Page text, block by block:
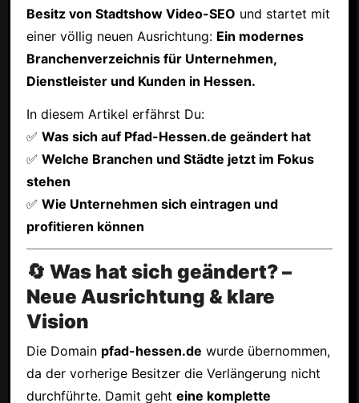
Besitz von Stadtshow Video-SEO und startet mit
einer völlig neuen Ausrichtung: Ein modernes
Branchenverzeichnis für Unternehmen,
Dienstleister und Kunden in Hessen.
In diesem Artikel erfährst Du:
✅ Was sich auf Pfad-Hessen.de geändert hat
✅ Welche Branchen und Städte jetzt im Fokus
stehen
✅ Wie Unternehmen sich eintragen und
profitieren können
🔄 Was hat sich geändert? –
Neue Ausrichtung & klare
Vision
Die Domain pfad-hessen.de wurde übernommen,
da der vorherige Besitzer die Verlängerung nicht
durchführte. Damit geht eine komplette